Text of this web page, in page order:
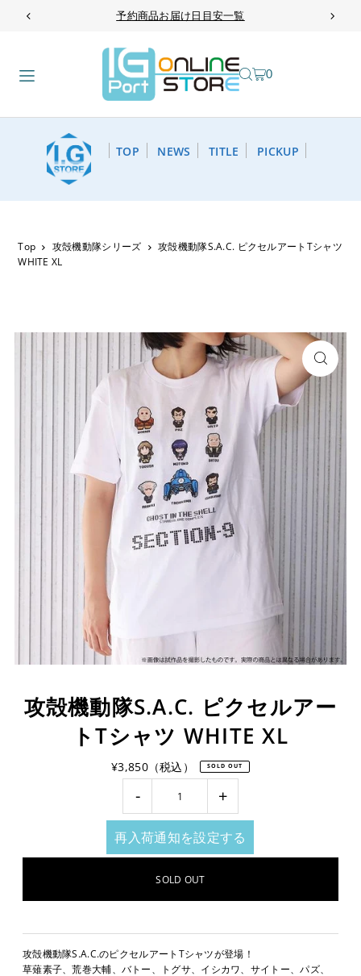
TRANSLATION MISSING: JA.ACCESSIBILITY.SKIP_TO_TEXT
予約商品お届け日目安一覧
0
TOP NEWS TITLE PICKUP
Top 攻殻機動隊シリーズ
攻殻機動隊S.A.C. ピクセルアートTシャツ
WHITE XL
攻殻機動隊S.A.C. ピクセルアー
トTシャツ WHITE XL
¥3,850（税込） SOLD OUT
- +
再入荷通知を設定する
攻殻機動隊S.A.C.のピクセルアートTシャツが登場！
草薙素子、荒巻大輔、バトー、トグサ、イシカワ、サイトー、パズ、